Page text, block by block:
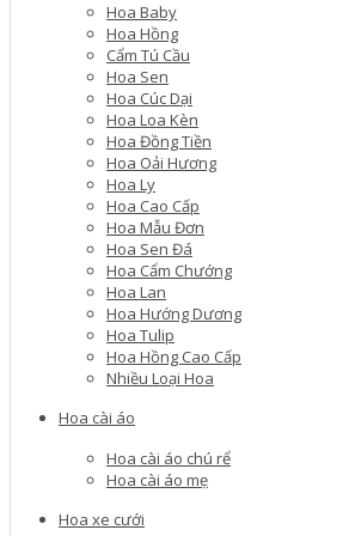
Hoa Baby
Hoa Hồng
Cẩm Tú Cầu
Hoa Sen
Hoa Cúc Dại
Hoa Loa Kèn
Hoa Đồng Tiền
Hoa Oải Hương
Hoa Ly
Hoa Cao Cấp
Hoa Mẫu Đơn
Hoa Sen Đá
Hoa Cẩm Chướng
Hoa Lan
Hoa Hướng Dương
Hoa Tulip
Hoa Hồng Cao Cấp
Nhiều Loại Hoa
Hoa cài áo
Hoa cài áo chú rể
Hoa cài áo mẹ
Hoa xe cưới